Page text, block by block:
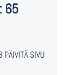
65
SIVU